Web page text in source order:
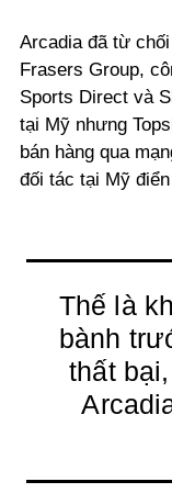
Arcadia đã từ
Frasers Group,
Sports Direct và
tại Mỹ nhưng
bán hàng qua
đối tác tại Mỹ
Thế là
bành
thất